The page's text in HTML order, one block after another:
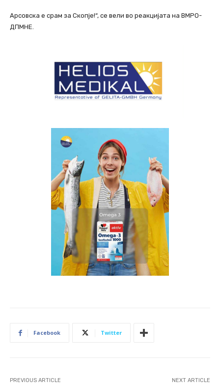
Арсовска е срам за Скопје!“, се вели во реакцијата на ВМРО-
ДПМНЕ.
Facebook Twitter
PREVIOUS ARTICLE NEXT ARTICLE